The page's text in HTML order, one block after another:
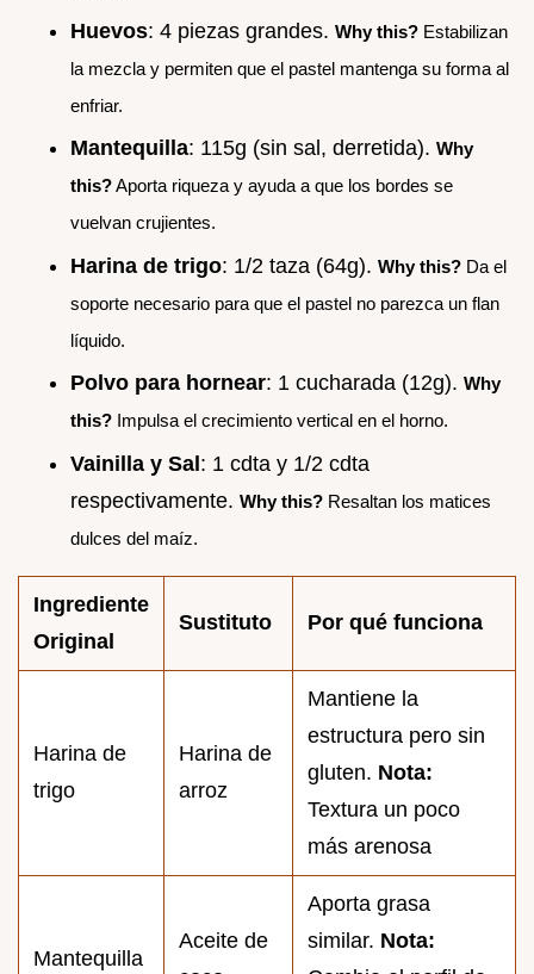
Huevos: 4 piezas grandes. Why this? Estabilizan
la mezcla y permiten que el pastel mantenga su forma al
enfriar.
Mantequilla: 115g (sin sal, derretida). Why
this?Aporta riqueza y ayuda a que los bordes se
vuelvan crujientes.
Harina de trigo: 1/2 taza (64g). Why this? Da el
soporte necesario para que el pastel no parezca un flan
líquido.
Polvo para hornear: 1 cucharada (12g). Why
this? Impulsa el crecimiento vertical en el horno.
Vainilla y Sal: 1 cdta y 1/2 cdta
respectivamente. Why this? Resaltan los matices
dulces del maíz.
Ingrediente
Original
Sustituto Por qué funciona
Harina de
trigo
Harina de
arroz
Mantiene la
estructura pero sin
gluten. Nota:
Textura un poco
más arenosa
Mantequilla
Aceite de
Aporta grasa
similar. Nota: